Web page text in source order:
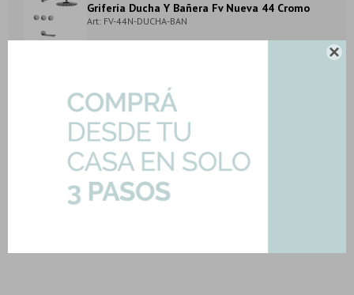

Grifería Ducha Y Bañera Fv Nueva 44 Cromo
Art: FV-44N-DUCHA-BAN
METODOS Y COSTOS DE ENVIO
DESCARGAR FICHA TÉCNICA